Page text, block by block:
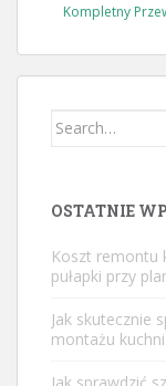
Kompletny
Search
OSTATNIE
Koszt remontu
pułapki przy
Jak skutecznie
montażu